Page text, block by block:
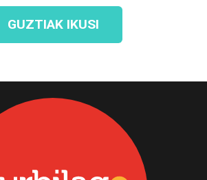
GUZTIAK IKUSI